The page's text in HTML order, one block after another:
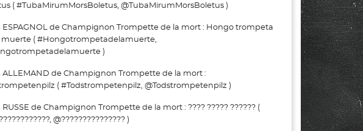
( #TubaMirumMorsBoletus, @TubaMirumMorsBoletus )
ESPAGNOL de Champignon Trompette de la mort : Hongo trompeta
muerte ( #Hongotrompetadelamuerte,
)
ALLEMAND de Champignon Trompette de la mort :
( #Todstrompetenpilz, @Todstrompetenpilz )
RUSSE de Champignon Trompette de la mort : ???? ????? ?????? (
@??????????????? )